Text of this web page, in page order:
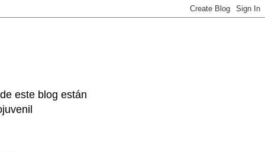
este blog están